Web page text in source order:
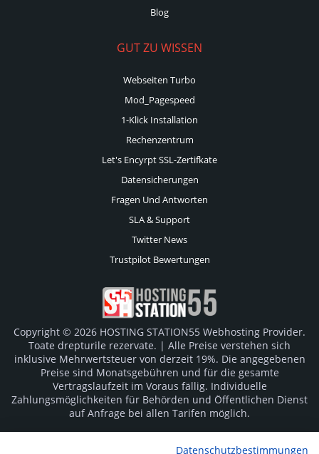
Blog
GUT ZU WISSEN
Webseiten Turbo
Mod_Pagespeed
1-Klick Installation
Rechenzentrum
Let's Encyrpt SSL-Zertifkate
Datensicherungen
Fragen Und Antworten
SLA & Support
Twitter News
Trustpilot Bewertungen
Copyright © 2026 HOSTING STATION55 Webhosting Provider.
Toate drepturile rezervate. | Alle Preise verstehen sich
inklusive Mehrwertsteuer von derzeit 19%. Die angegebenen
Preise sind Monatsgebühren und für die gesamte
Vertragslaufzeit im Voraus fällig. Individuelle
Zahlungsmöglichkeiten für Behörden und Öffentlichen Dienst
auf Anfrage bei allen Tarifen möglich.
Datenschutzbestimmungen